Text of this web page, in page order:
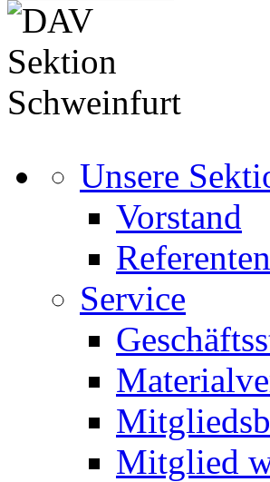
Unsere
Vorstand
Referenten
Service
Mitglied